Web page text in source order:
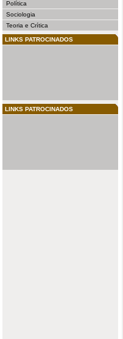
Política
Sociologia
Teoria e Crítica
LINKS PATROCINADOS
LINKS PATROCINADOS